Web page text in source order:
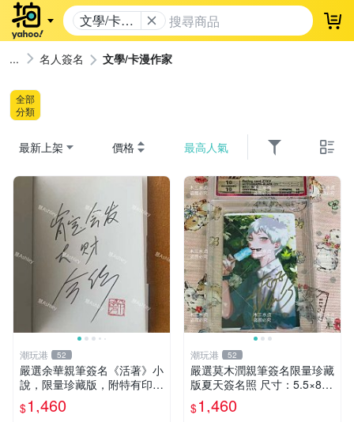
文學/卡漫
作家
登
名人簽名 文學/卡漫作家
全部
分類
最新上架 價格 最高人氣
潮玩港 52
嚴選余華親筆簽名《活著》小
說，限量珍藏版，附特有印
章。 活著 小說 簽名書
$1,460
潮玩港 52
嚴選莫木潤親筆簽名限量珍藏
版夏天簽名照 尺寸：5.5×8.4
公分 附原裝相框 推薦收藏家
必備 《光死去的夏天》《Th
$1,460